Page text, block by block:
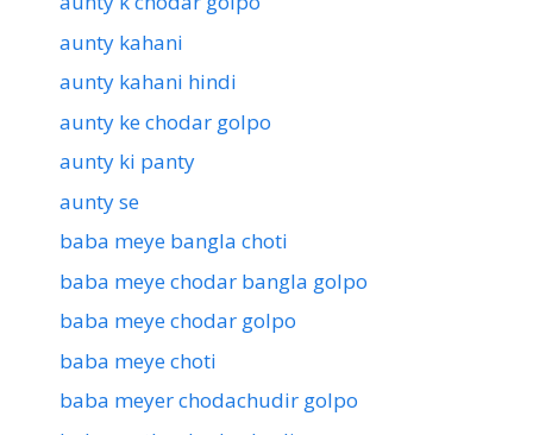
aunty kahani
aunty kahani hindi
aunty ke chodar golpo
aunty ki panty
aunty se
baba meye bangla choti
baba meye chodar bangla golpo
baba meye chodar golpo
baba meye choti
baba meyer chodachudir golpo